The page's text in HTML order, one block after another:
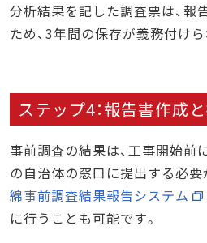
分析結果を記した調査票は、報
ため、3年間の保存が義務付けら
ステップ4：報告書作成
事前調査の結果は、工事開始前
の自治体の窓口に提出する必要
綿事前調査結果報告システム
に行うことも可能です。